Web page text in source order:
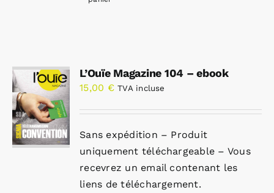
L’Ouïe Magazine 104 – ebook
15,00 € TVA incluse
Sans expédition – Produit
uniquement téléchargeable – Vous
recevrez un email contenant les
liens de téléchargement.